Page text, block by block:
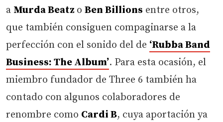
a Murda Beatz o Ben Billions entre otros,
que también consiguen compaginarse a la
perfección con el sonido del de ‘Rubba Band
Business: The Album’. Para esta ocasión, el
miembro fundador de Three 6 también ha
contado con algunos colaboradores de
renombre como Cardi B, cuya aportación ya